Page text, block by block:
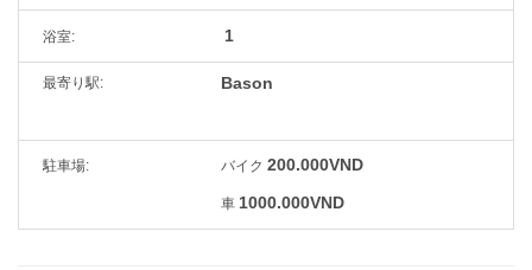
浴室: 1
最寄り駅: Bason
駐車場: バイク200.000VND
車 1000.000VND